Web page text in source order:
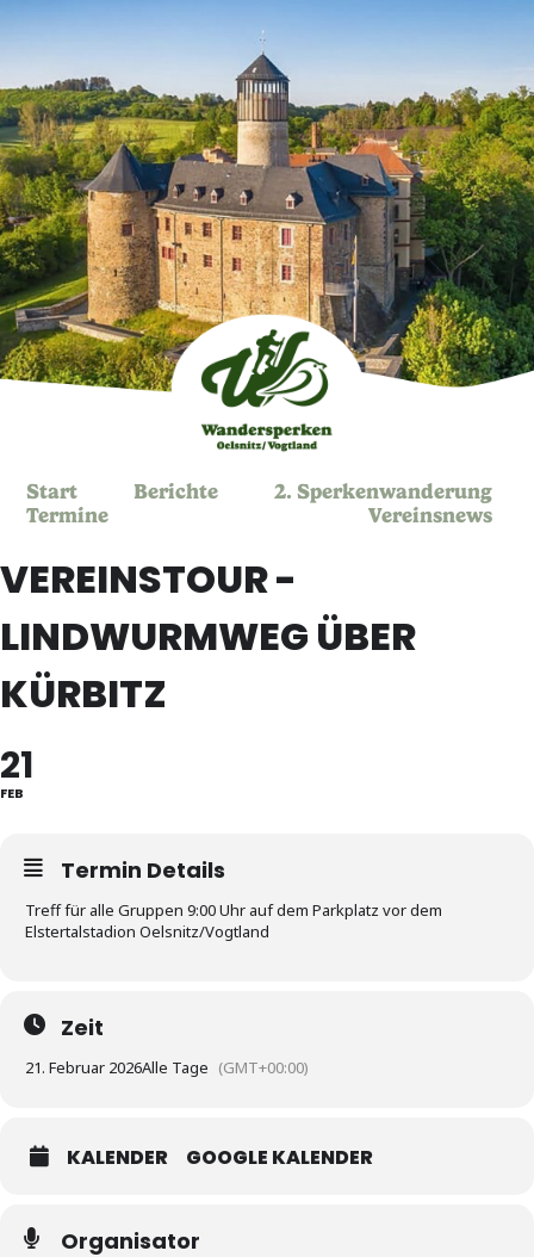
Start Berichte
2. Sperkenwanderung
Termine
Vereinsnews
VEREINSTOUR -
LINDWURMWEG ÜBER
KÜRBITZ
21
FEB
Termin Details
Treff für alle Gruppen 9:00 Uhr auf dem Parkplatz vor dem
Elstertalstadion Oelsnitz/Vogtland
Zeit
21. Februar 2026Alle Tage (GMT+00:00)
KALENDER GOOGLE KALENDER
Organisator